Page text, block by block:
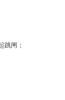
跳闸；